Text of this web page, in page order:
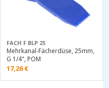
FACH F BLP 25
Mehrkanal-Fächerdüse, 25mm,
G 1/4", POM
17,26€